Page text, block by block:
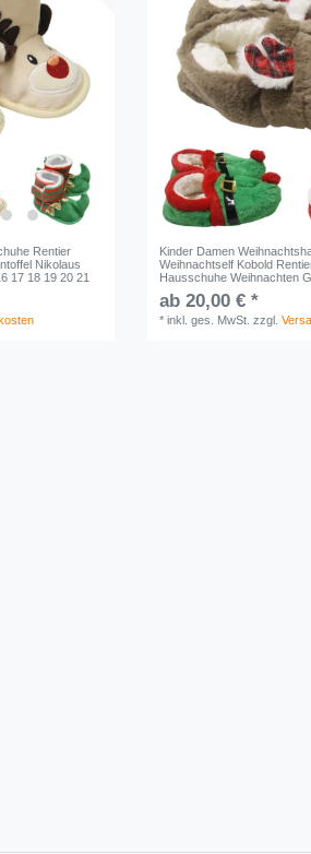
Rentier
Nikolaus
17 18 19 20 21
Kinder Damen
Weihnachtself Kobold
Hausschuhe Weihnachten
ab 20,00 € *
*inkl. ges. MwSt. zzgl.